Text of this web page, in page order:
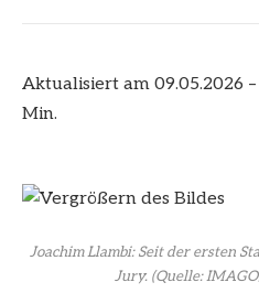
Aktualisiert am 09.05.2026
Min.
Joachim Llambi: Seit der ersten
Jury. (Quelle: